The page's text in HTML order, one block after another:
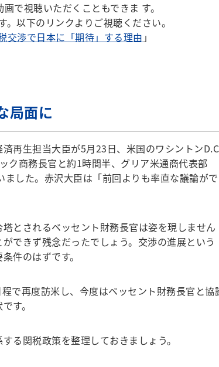
で視聴いただくこともできま す。
以下のリンクよりご視聴ください。
交渉で日本に「期待」する理由 」
局面に
再生担当大臣が5月23日、米国のワシントン
ク商務長官と約1時間半、グリア米通商代表部
ました。赤沢大臣は「前回よりも率直な議論がで
とされるベッセント財務長官は姿を現しません
できず残念だったでしょう。交渉の進展という
件のはずです。
で再度訪米し、今度はベッセント財務長官と協
す。
る関税政策を整理しておきましょう。